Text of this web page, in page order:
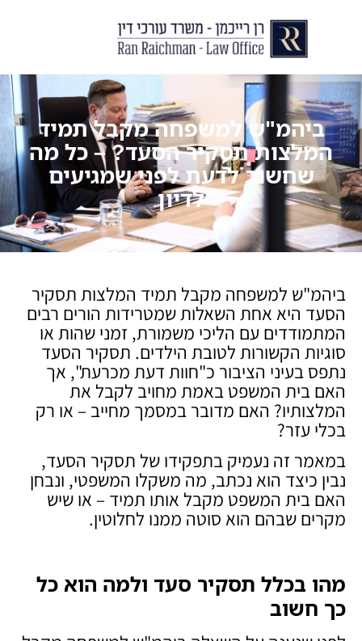
ביהמ"ש למשפחה מקבל תמיד
המלצות תסקיר הסעד? – כל מה
שחשוב לדעת לפני שמגיעים
לדיון
ביהמ"ש למשפחה מקבל תמיד המלצות תסקיר
הסעד היא אחת השאלות שמטרידות הורים רבים
המתמודדים עם הליכי משמורת, זמני שהות או
סוגיות הקשורות לטובת הילדים. תסקיר הסעד
נתפס בעיני הציבור כ"חוות דעת מכרעת", אך
האם בית המשפט באמת מחויב לקבל את
המלצותיו? האם מדובר במסמך מחייב – או רק
בכלי עזר?
במאמר זה נעמיק בתפקידו של תסקיר הסעד,
נבין כיצד הוא נכתב, מה משקלו המשפטי, ונבחן
האם בית המשפט מקבל אותו תמיד – או שיש
מקרים שבהם הוא סוטה ממנו לחלוטין.
מהו בכלל תסקיר סעד ולמה הוא כל
כך חשוב